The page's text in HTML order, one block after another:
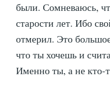
были. Сомневаюсь,
старости лет. Ибо
отмерил. Это
что ты хочешь и
Именно ты, а не кто-